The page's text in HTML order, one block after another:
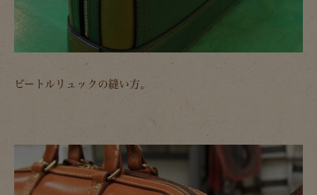
ビートルリュックの縫い方。